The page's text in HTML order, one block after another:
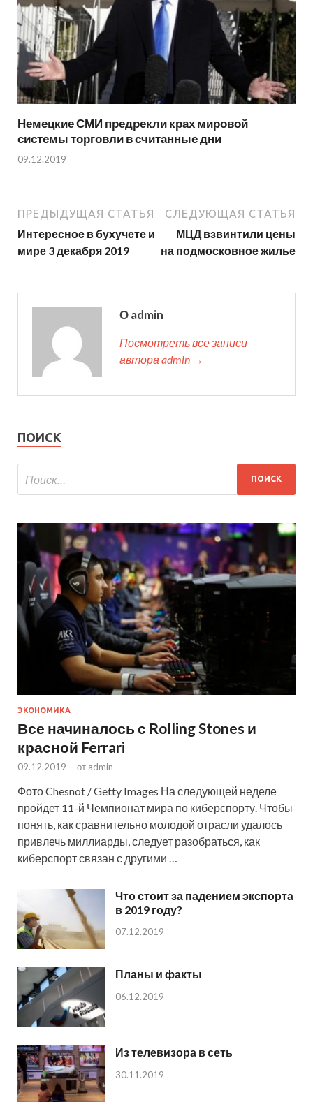
Немецкие СМИ предрекли крах мировой
системы торговли в считанные дни
09.12.2019
ПРЕДЫДУЩАЯ СТАТЬЯ
Интересное в бухучете и
мире 3 декабря 2019
СЛЕДУЮЩАЯ СТАТЬЯ
МЦД взвинтили цены
на подмосковное жилье
О admin
Посмотреть все записи
автора admin →
ПОИСК
ЭКОНОМИКА
Все начиналось с Rolling Stones и
красной Ferrari
09.12.2019 - от admin
Фото Chesnot / Getty Images На следующей неделе
пройдет 11-й Чемпионат мира по киберспорту. Чтобы
понять, как сравнительно молодой отрасли удалось
привлечь миллиарды, следует разобраться, как
киберспорт связан с другими …
Что стоит за падением экспорта
в 2019 году?
07.12.2019
Планы и факты
06.12.2019
Из телевизора в сеть
30.11.2019